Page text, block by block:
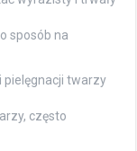
sposób na
pielęgnacji twarzy
często